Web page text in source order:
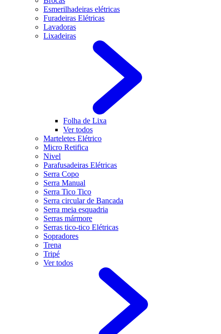
Esmerilhadeiras elétricas
Furadeiras Elétricas
Lavadoras
Lixadeiras
Folha de Lixa
Ver todos
Marteletes Elétrico
Micro Retifica
Nivel
Parafusadeiras Elétricas
Serra Copo
Serra Manual
Serra Tico Tico
Serra circular de Bancada
Serra meia esquadria
Serras mármore
Serras tico-tico Elétricas
Sopradores
Trena
Tripé
Ver todos